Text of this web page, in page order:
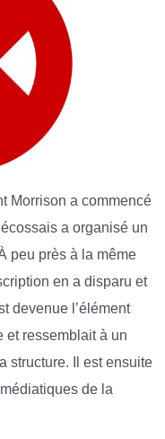
Morrison a commencé
a organisé un
peu près à la même
en a disparu et
devenue l’élément
et ressemblait à un
structure. Il est ensuite
de la